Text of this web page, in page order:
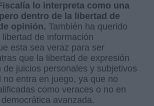
lo interpreta como una
dentro de la libertad de
opinión. También ha querido
de información
esta sea veraz para ser
que la libertad de expresión
de juicios personales y subjetivos
no entra en juego, ya que no
como veraces o no en
avanzada.